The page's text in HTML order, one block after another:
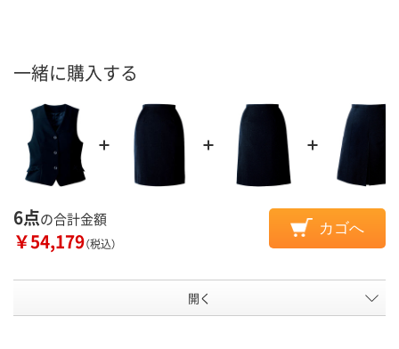
一緒に購入する
6点の合計金額
￥54,179（税込）
カゴへ
開く